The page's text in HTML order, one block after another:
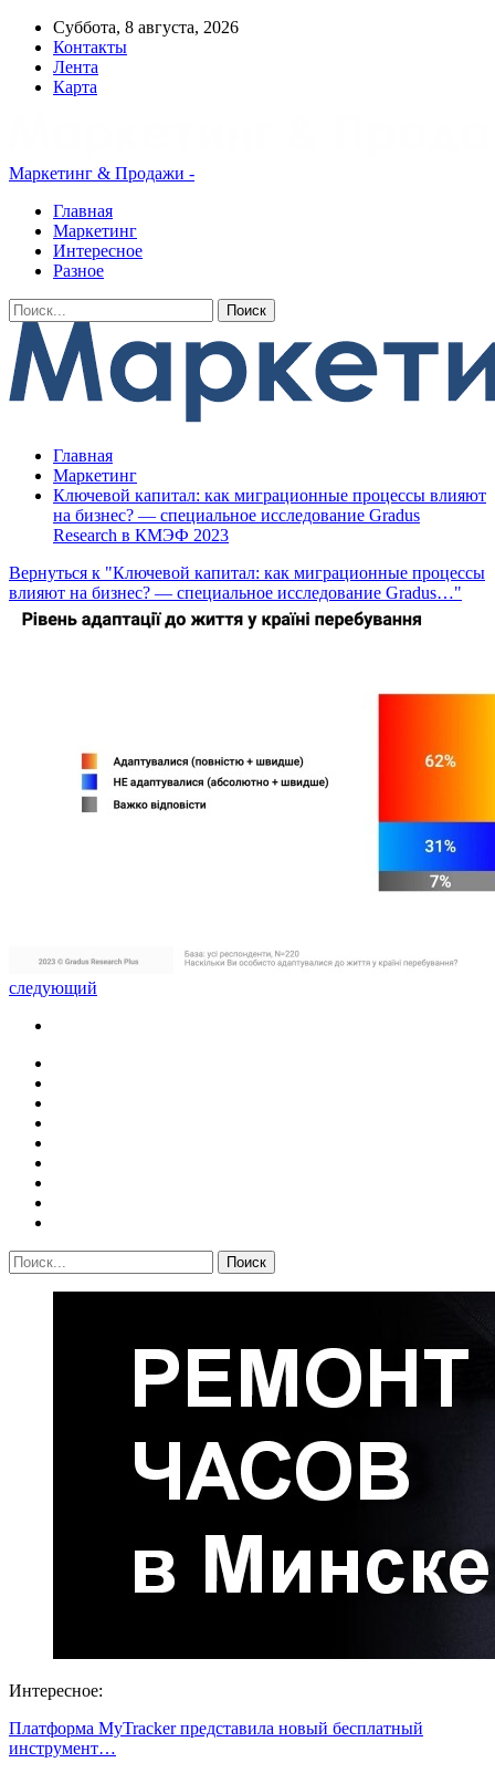
Суббота, 8 августа, 2026
Контакты
Лента
Карта
Маркетинг & Продажи -
Главная
Маркетинг
Интересное
Разное
Главная
Маркетинг
Ключевой капитал: как миграционные процессы влияют
на бизнес? — специальное исследование Gradus
Research в КМЭФ 2023
Вернуться к "Ключевой капитал: как миграционные процессы
влияют на бизнес? — специальное исследование Gradus…"
следующий
Интересное:
Платформа MyTracker представила новый бесплатный
инструмент…